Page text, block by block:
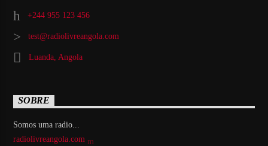
+244 955 123 456
test@radiolivreangola.com
Luanda, Angola
SOBRE
Somos uma radio...
radiolivreangola.com